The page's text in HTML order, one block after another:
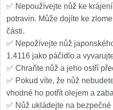
✅ Nepoužívejte nůž ke
potravin. Může dojíte ke
části.
✅ Nepožívejte nůž
1.4116 jako páčidlo a
✅ Chraňte nůž a jeho ostří
✅ Pokud víte, že nůž
vhodné ho potřít olejem a
✅ Nůž ukládejte na